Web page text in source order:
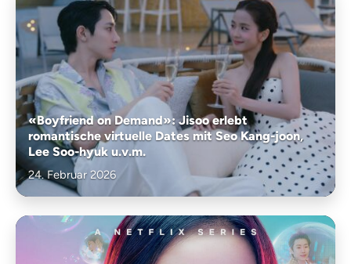
«Boyfriend on Demand»: Jisoo erlebt
romantische virtuelle Dates mit Seo Kang-joon,
Lee Soo-hyuk u.v.m.
24. Februar 2026